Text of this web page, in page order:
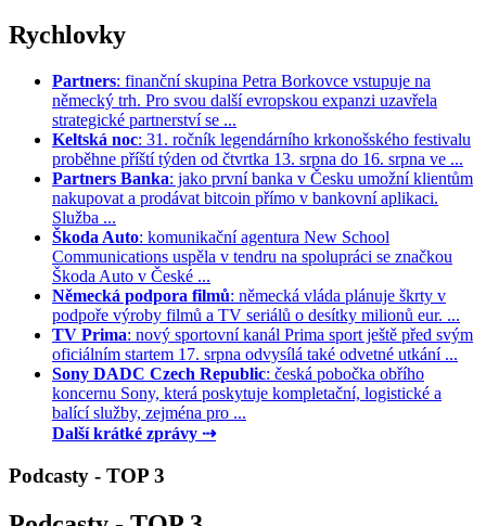
Rychlovky
Partners: finanční skupina Petra Borkovce vstupuje na
německý trh. Pro svou další evropskou expanzi uzavřela
strategické partnerství se ...
Keltská noc: 31. ročník legendárního krkonošského festivalu
proběhne příští týden od čtvrtka 13. srpna do 16. srpna ve ...
Partners Banka: jako první banka v Česku umožní klientům
nakupovat a prodávat bitcoin přímo v bankovní aplikaci.
Služba ...
Škoda Auto: komunikační agentura New School
Communications uspěla v tendru na spolupráci se značkou
Škoda Auto v České ...
Německá podpora filmů: německá vláda plánuje škrty v
podpoře výroby filmů a TV seriálů o desítky milionů eur. ...
TV Prima: nový sportovní kanál Prima sport ještě před svým
oficiálním startem 17. srpna odvysílá také odvetné utkání ...
Sony DADC Czech Republic: česká pobočka obřího
koncernu Sony, která poskytuje kompletační, logistické a
balící služby, zejména pro ...
Další krátké zprávy ⇢
Podcasty - TOP 3